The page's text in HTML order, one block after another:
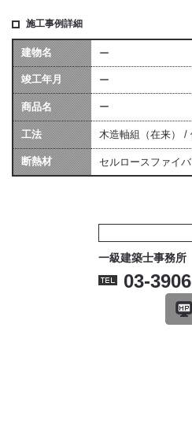
施工事例詳細
建物名 ー
竣工年月 ー
商品名 ー
工法 木造軸組（在来） /
断熱材 セルロースファイ
一級建築士事務
03-